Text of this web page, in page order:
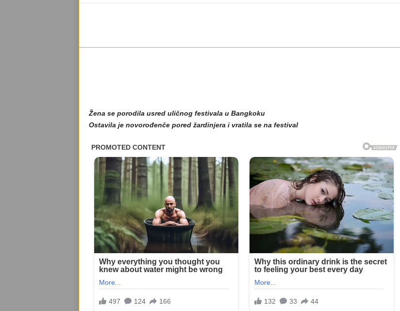
Žena se porodila usred uličnog festivala u Bangkoku
Ostavila je novorođenče pored žardinjera i vratila se na festival